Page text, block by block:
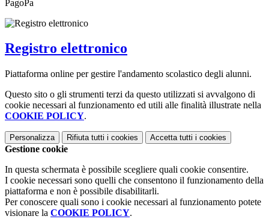
PagoPa
Registro elettronico
Piattaforma online per gestire l'andamento scolastico degli alunni.
Questo sito o gli strumenti terzi da questo utilizzati si avvalgono di
cookie necessari al funzionamento ed utili alle finalità illustrate nella
COOKIE POLICY.
Personalizza Rifiuta tutti i cookies Accetta tutti i cookies
Gestione cookie
In questa schermata è possibile scegliere quali cookie consentire.
I cookie necessari sono quelli che consentono il funzionamento della
piattaforma e non è possibile disabilitarli.
Per conoscere quali sono i cookie necessari al funzionamento potete
visionare la COOKIE POLICY.